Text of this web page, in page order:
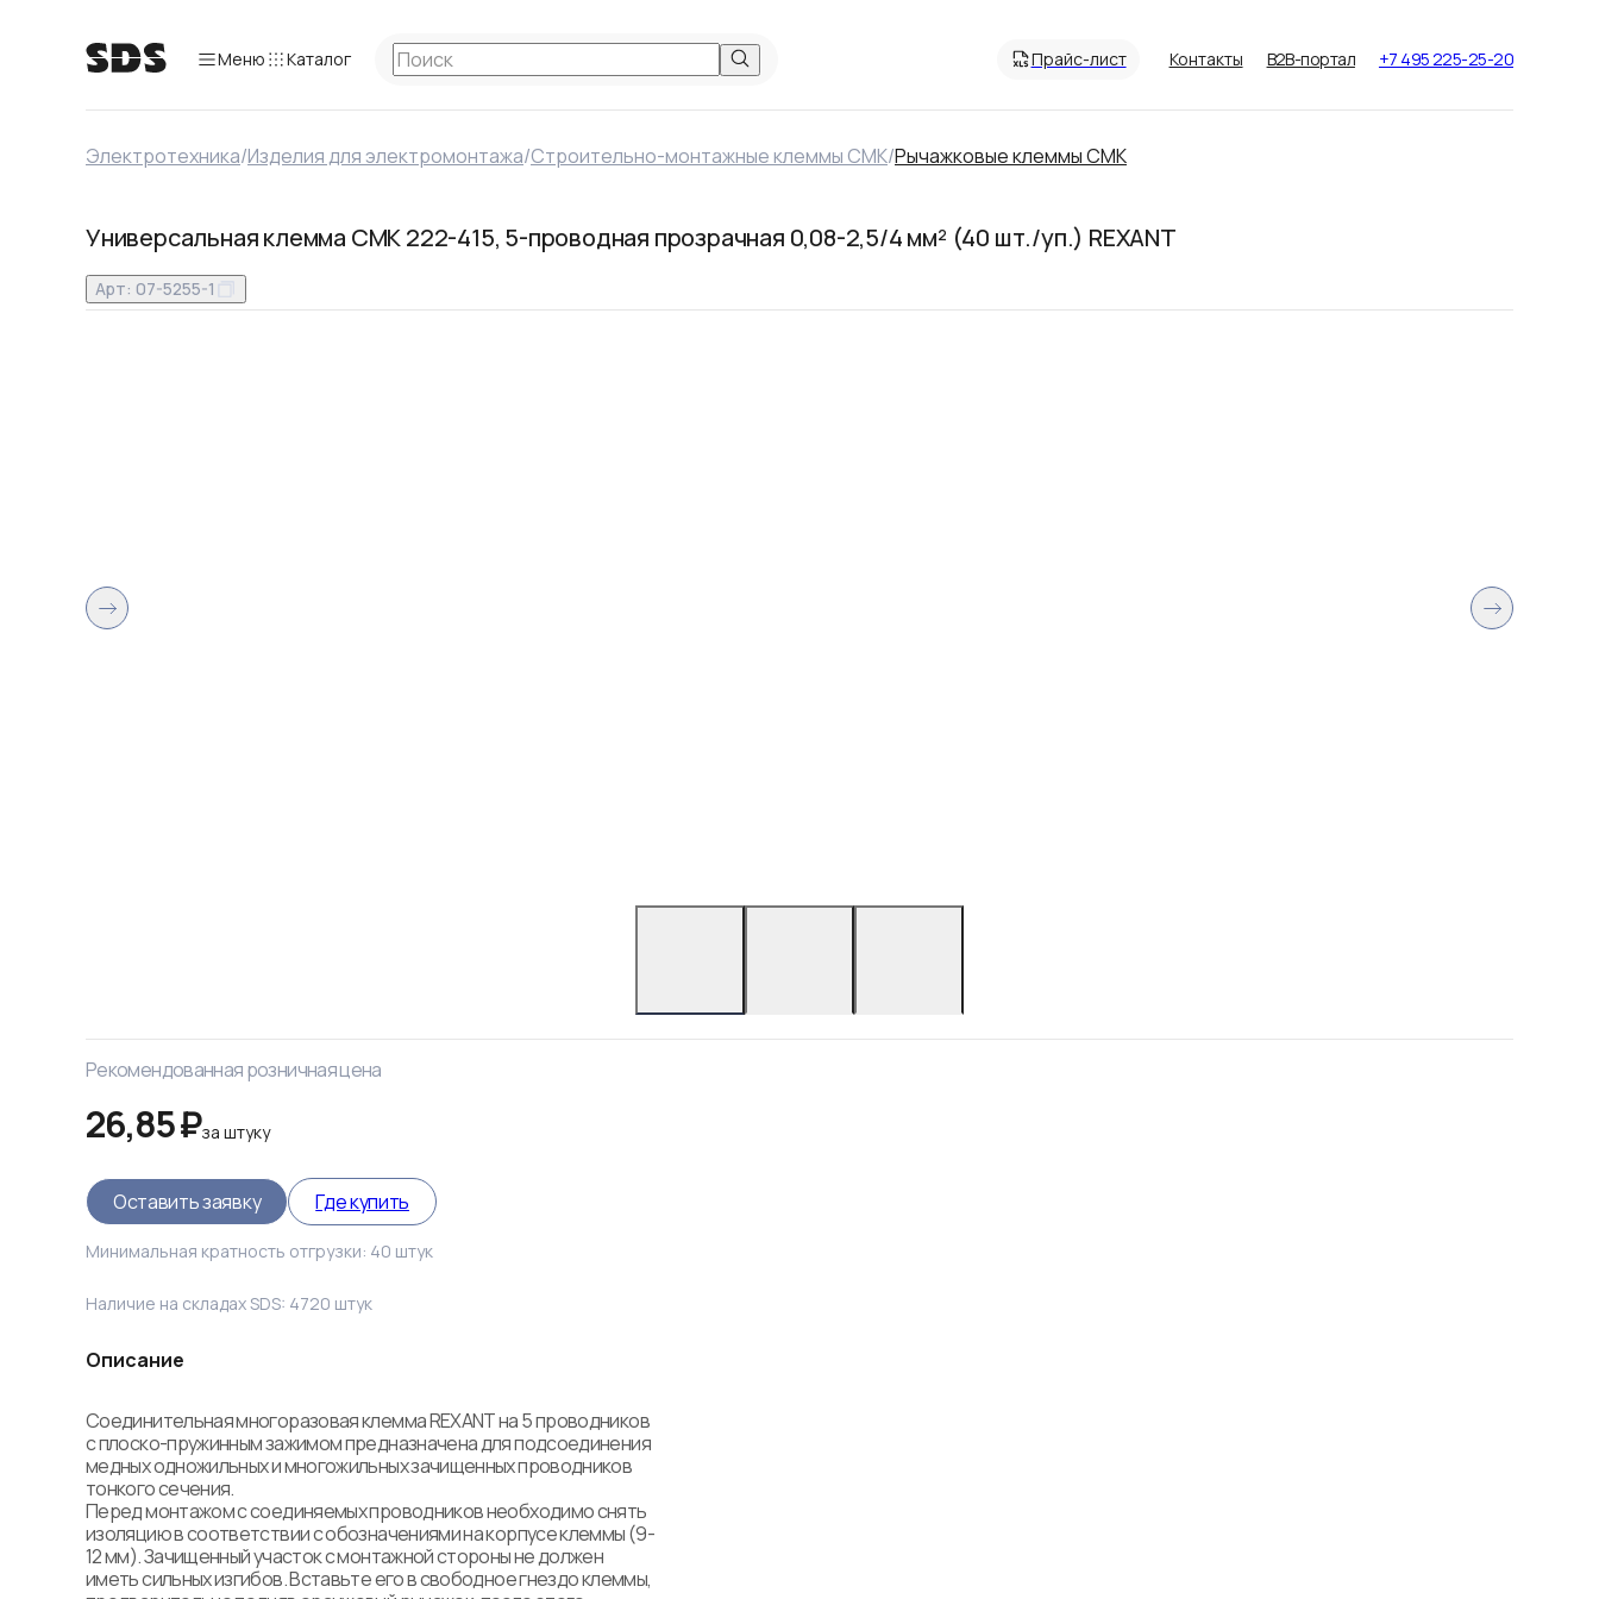
Меню Каталог Прайс-лист Контакты B2B-портал +7 495 225-25-20
Электротехника/Изделия для электромонтажа/Строительно-монтажные клеммы СМК/Рычажковые клеммы СМК
Универсальная клемма СМК 222-415, 5-проводная прозрачная 0,08-2,5/4 мм² (40 шт./уп.) REXANT
Арт: 07-5255-1
Рекомендованная розничная цена
26,85 ₽заштуку
Оставить заявку Где купить
Минимальная кратность отгрузки: 40 штук
Наличие на складах SDS: 4720 штук
Описание
Соединительная многоразовая клемма REXANT на 5 проводников
с плоско-пружинным зажимом предназначена для подсоединения
медных одножильных и многожильных зачищенных проводников
тонкого сечения.
Перед монтажом с соединяемых проводников необходимо снять
изоляцию в соответствии с обозначениями на корпусе клеммы (9-
12 мм). Зачищенный участок с монтажной стороны не должен
иметь сильных изгибов. Вставьте его в свободное гнездо клеммы,